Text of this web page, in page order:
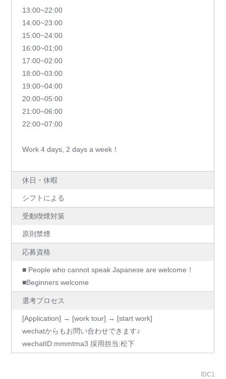
13:00~22:00
14:00~23:00
15:00~24:00
16:00~01:00
17:00~02:00
18:00~03:00
19:00~04:00
20:00~05:00
21:00~06:00
22:00~07:00
Work 4 days, 2 days a week！
休日・休暇
シフトによる
受動喫煙対策
原則禁煙
応募資格
■ People who cannot speak Japanese are welcome！
■Beginners welcome
選考プロセス
[Application] → [work tour] → [start work]
wechatからもお問い合わせできます♪
wechatID:mmmtma3 採用担当:松下
IDC1